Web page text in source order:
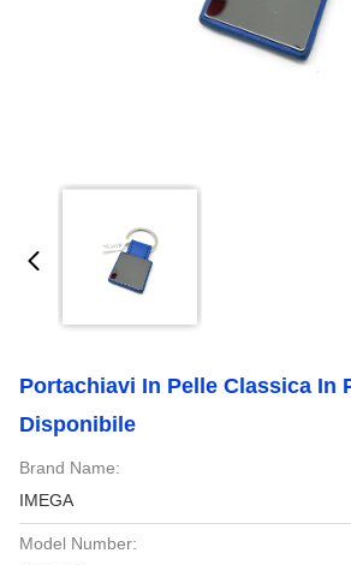
Portachiavi In Pelle Classica In
Disponibile
Brand Name:
IMEGA
Model Number: